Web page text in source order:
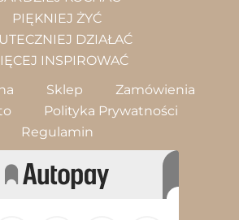
PIĘKNIEJ ŻYĆ
DZIAŁAĆ
INSPIROWAĆ
Sklep
Zamówienia
Polityka Prywatności
Regulamin